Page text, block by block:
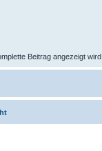
Beitrag angezeigt wird.